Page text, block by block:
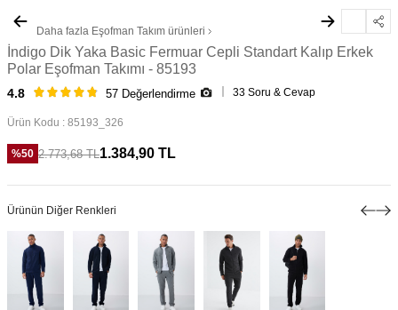
Daha fazla Eşofman Takım ürünleri
İndigo Dik Yaka Basic Fermuar Cepli Standart Kalıp Erkek
Polar Eşofman Takımı - 85193
4.8 57 Değerlendirme 33 Soru & Cevap
Ürün Kodu : 85193_326
%50 2.773,68TL1.384,90 TL
Ürünün Diğer Renkleri